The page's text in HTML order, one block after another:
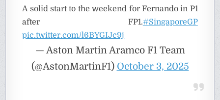
A solid start to the weekend for Fernando in P1
after FP1.#SingaporeGP
pic.twitter.com/l6BYGIJc9j
— Aston Martin Aramco F1 Team
(@AstonMartinF1) October 3, 2025